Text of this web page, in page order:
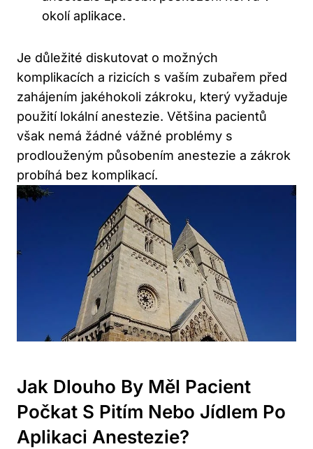
okolí aplikace.
Je důležité diskutovat o možných
komplikacích a rizicích s vaším zubařem před
zahájením jakéhokoli zákroku, který vyžaduje
použití lokální anestezie. Většina pacientů
však nemá žádné vážné problémy s
prodlouženým působením anestezie a zákrok
probíhá bez komplikací.
Jak Dlouho By Měl Pacient
Počkat S Pitím Nebo Jídlem Po
Aplikaci Anestezie?